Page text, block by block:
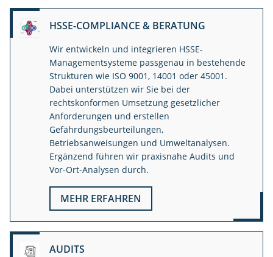
HSSE-COMPLIANCE & BERATUNG
Wir entwickeln und integrieren HSSE-
Managementsysteme passgenau in bestehende
Strukturen wie ISO 9001, 14001 oder 45001.
Dabei unterstützen wir Sie bei der
rechtskonformen Umsetzung gesetzlicher
Anforderungen und erstellen
Gefährdungsbeurteilungen,
Betriebsanweisungen und Umweltanalysen.
Ergänzend führen wir praxisnahe Audits und
Vor-Ort-Analysen durch.
MEHR ERFAHREN
AUDITS